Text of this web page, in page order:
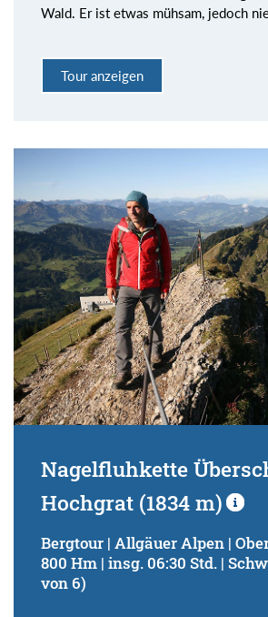
Wald. Er ist etwas mühsam, jedoch
Tour anzeigen
Nagelfluhkette
Hochgrat (1834 m)
Bergtour | Allgäuer Alpen |
800 Hm | insg. 06:30 Std. |
von 6)